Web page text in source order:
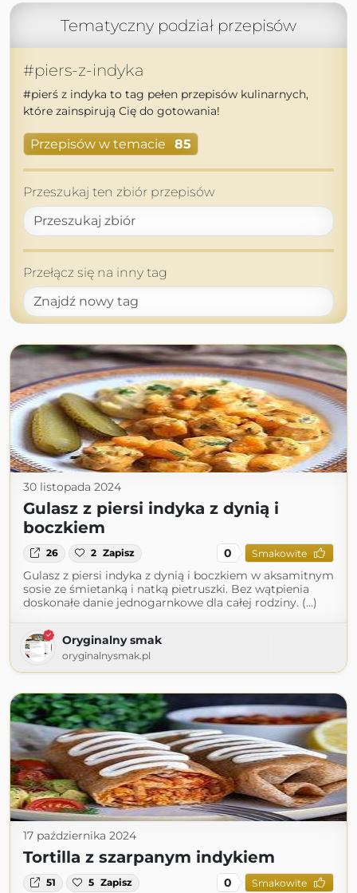
Tematyczny podział przepisów
#piers-z-indyka
#pierś z indyka to tag pełen przepisów kulinarnych,
które zainspirują Cię do gotowania!
Przepisów w temacie 85
Przeszukaj ten zbiór przepisów
Przełącz się na inny tag
30 listopada 2024
Gulasz z piersi indyka z dynią i
boczkiem
26 2 Zapisz 0 Smakowite
Gulasz z piersi indyka z dynią i boczkiem w aksamitnym
sosie ze śmietanką i natką pietruszki. Bez wątpienia
doskonałe danie jednogarnkowe dla całej rodziny. (...)
Oryginalny smak
oryginalnysmak.pl
17 października 2024
Tortilla z szarpanym indykiem
51 5 Zapisz 0 Smakowite